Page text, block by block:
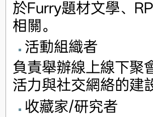
於Furry題材文學、
相關。
活動組織者
負責舉辦線上線下聚
活力與社交網絡的建
收藏家/研究者